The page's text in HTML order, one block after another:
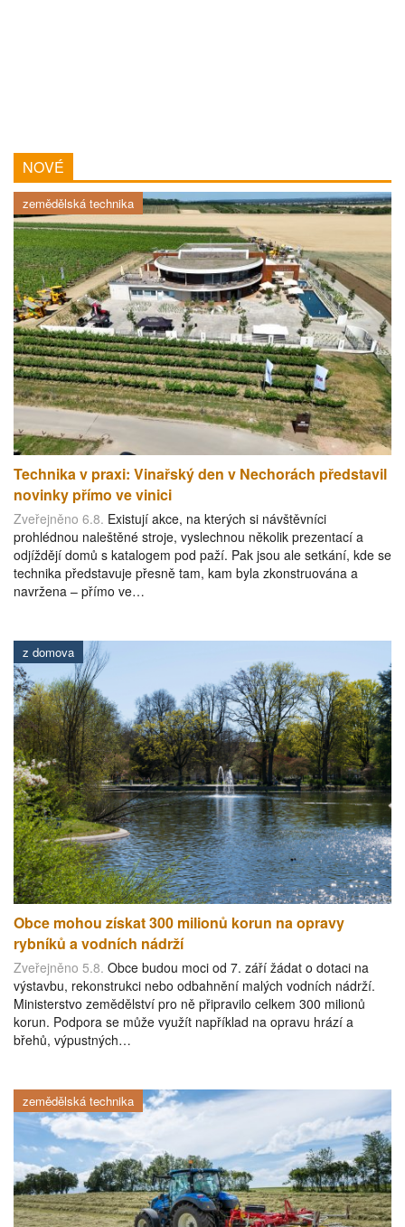
NOVÉ
zemědělská technika
Technika v praxi: Vinařský den v Nechorách představil
novinky přímo ve vinici
Zveřejněno 6.8. Existují akce, na kterých si návštěvníci
prohlédnou naleštěné stroje, vyslechnou několik prezentací a
odjíždějí domů s katalogem pod paží. Pak jsou ale setkání, kde se
technika představuje přesně tam, kam byla zkonstruována a
navržena – přímo ve…
z domova
Obce mohou získat 300 milionů korun na opravy
rybníků a vodních nádrží
Zveřejněno 5.8. Obce budou moci od 7. září žádat o dotaci na
výstavbu, rekonstrukci nebo odbahnění malých vodních nádrží.
Ministerstvo zemědělství pro ně připravilo celkem 300 milionů
korun. Podpora se může využít například na opravu hrází a
břehů, výpustných…
zemědělská technika